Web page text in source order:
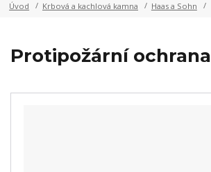
Úvod Krbová a kachlová kamna Haas a Sohn
Protipožární ochrana